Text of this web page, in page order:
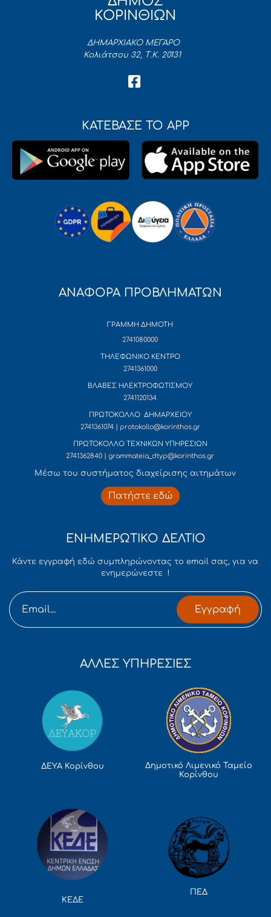
ΚΟΡΙΝΘΙΩΝ
ΔΗΜΑΡΧΙΑΚΟ ΜΕΓΑΡΟ
Κολιάτσου 32, Τ.Κ. 20131
ΚΑΤΕΒΑΣΕ ΤΟ APP
ΑΝΑΦΟΡΑ ΠΡΟΒΛΗΜΑΤΩΝ
ΓΡΑΜΜΗ ΔΗΜΟΤΗ
2741080000
ΤΗΛΕΦΩΝΙΚΟ ΚΕΝΤΡΟ
2741361000
ΒΛΑΒΕΣ ΗΛΕΚΤΡΟΦΩΤΙΣΜΟΥ
2741120134
ΠΡΩΤΟΚΟΛΛΟ ΔΗΜΑΡΧΕΙΟΥ
2741361074 | protokollo@korinthos.gr
ΠΡΩΤΟΚΟΛΛΟ ΤΕΧΝΙΚΩΝ ΥΠΗΡΕΣΙΩΝ
2741362840 | grammateia_dtyp@korinthos.gr
Mέσω του συστήματος διαχείρισης αιτημάτων
Πατήστε εδώ
ΕΝΗΜΕΡΩΤΙΚΟ ΔΕΛΤΙΟ
Κάντε εγγραφή εδώ συμπληρώνοντας το email σας, για να
ενημερώνεστε !
Εγγραφή
ΑΛΛΕΣ ΥΠΗΡΕΣΙΕΣ
ΔΕΥΑ Κορίνθου
Δημοτικό Λιμενικό Ταμείο
Κορίνθου
ΚΕΔΕ
ΠΕΔ